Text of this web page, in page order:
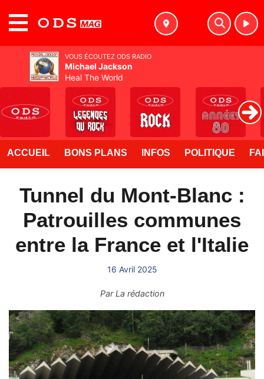
ACCUEIL BONS PLANS INFOS POLITIQUE
Tunnel du Mont-Blanc :
Patrouilles communes
entre la France et l'Italie
16 Avril 2025
ParLa rédaction
VOUS ÉCOUTEZ ODS RADIO
Michael Jackson
Heal The World